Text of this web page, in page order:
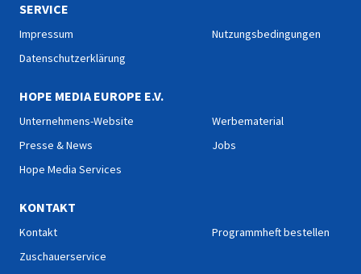
SERVICE
Impressum
Datenschutzerklärung
Nutzungsbedingungen
HOPE MEDIA EUROPE E.V.
Unternehmens-Website
Presse & News
Hope Media Services
Werbematerial
Jobs
KONTAKT
Kontakt
Zuschauerservice
Programmheft bestellen